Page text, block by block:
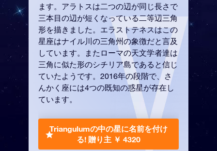
ます。アラトスは二つの辺が同じ長さで
三本目の辺が短くなっている二等辺三角
形を描きました。エラストテネスはこの
星座はナイル川の三角州の象徴だと言及
しています。またローマの天文学者達は
三角に似た形のシチリア島であると信じ
ていたようです。2016年の段階で、さ
んかく座には4つの既知の惑星が存在し
ています。
Triangulumの中の星に名前を付け
る! 贈り主 ￥ 4320